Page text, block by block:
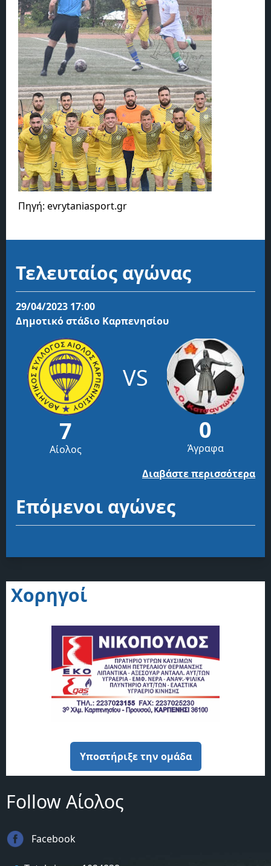
Πηγή: evrytaniasport.gr
Τελευταίος αγώνας
29/04/2023 17:00
Δημοτικό στάδιο Καρπενησίου
7
Αίολος
VS
0
Άγραφα
Διαβάστε περισσότερα
Επόμενοι αγώνες
Χορηγοί
Υποστήριξε την ομάδα
Follow Αίολος
Facebook